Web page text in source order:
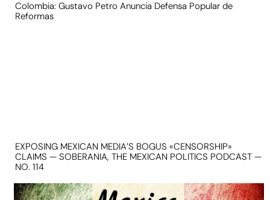
Colombia: Gustavo Petro Anuncia Defensa Popular de
Reformas
EXPOSING MEXICAN MEDIA’S BOGUS «CENSORSHIP»
CLAIMS — SOBERANIA, THE MEXICAN POLITICS PODCAST —
NO. 114